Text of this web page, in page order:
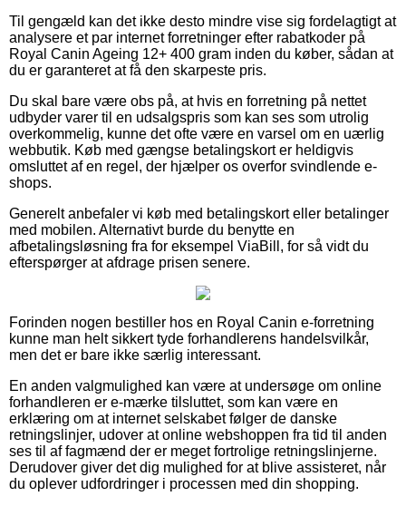
Til gengæld kan det ikke desto mindre vise sig fordelagtigt at
analysere et par internet forretninger efter rabatkoder på
Royal Canin Ageing 12+ 400 gram inden du køber, sådan at
du er garanteret at få den skarpeste pris.
Du skal bare være obs på, at hvis en forretning på nettet
udbyder varer til en udsalgspris som kan ses som utrolig
overkommelig, kunne det ofte være en varsel om en uærlig
webbutik. Køb med gængse betalingskort er heldigvis
omsluttet af en regel, der hjælper os overfor svindlende e-
shops.
Generelt anbefaler vi køb med betalingskort eller betalinger
med mobilen. Alternativt burde du benytte en
afbetalingsløsning fra for eksempel ViaBill, for så vidt du
efterspørger at afdrage prisen senere.
Forinden nogen bestiller hos en Royal Canin e-forretning
kunne man helt sikkert tyde forhandlerens handelsvilkår,
men det er bare ikke særlig interessant.
En anden valgmulighed kan være at undersøge om online
forhandleren er e-mærke tilsluttet, som kan være en
erklæring om at internet selskabet følger de danske
retningslinjer, udover at online webshoppen fra tid til anden
ses til af fagmænd der er meget fortrolige retningslinjerne.
Derudover giver det dig mulighed for at blive assisteret, når
du oplever udfordringer i processen med din shopping.